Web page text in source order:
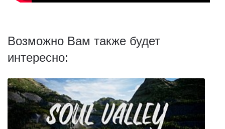
Возможно Вам также будет
интересно: